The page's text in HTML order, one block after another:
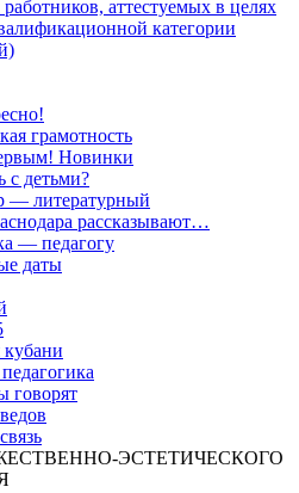
аттестуемых в целях
категории
грамотность
Новинки
с детьми?
— литературный
рассказывают…
— педагогу
даты
говорят
ЭСТЕТИЧЕСКОГО